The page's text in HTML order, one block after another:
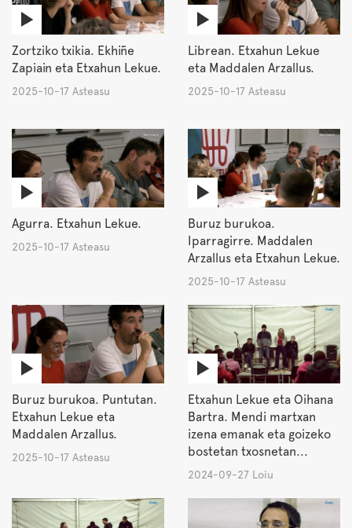
Zortziko txikia. Ekhiñe
Zapiain eta Etxahun Lekue.
2025-10-17 Asteasu
Librean. Etxahun Lekue
eta Maddalen Arzallus.
2025-10-17 Asteasu
Agurra. Etxahun Lekue.
2025-10-17 Asteasu
Buruz burukoa.
Iparragirre. Maddalen
Arzallus eta Etxahun Lekue.
2025-10-17 Asteasu
Buruz burukoa. Puntutan.
Etxahun Lekue eta
Maddalen Arzallus.
2025-10-17 Asteasu
Etxahun Lekue eta Oihana
Bartra. Mendi martxan
izena emanak eta goizeko
bostetan txosnetan...
2024-09-27 Loiu